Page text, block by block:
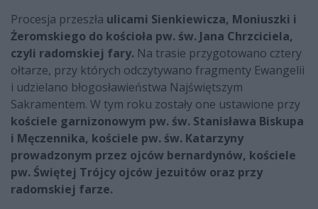
Procesja przeszła ulicami Sienkiewicza, Moniuszki i
Żeromskiego do kościoła pw. św. Jana Chrzciciela,
czyli radomskiej fary. Na trasie przygotowano cztery
ołtarze, przy których odczytywano fragmenty Ewangelii
i udzielano błogosławieństwa Najświętszym
Sakramentem. W tym roku zostały one ustawione przy
kościele garnizonowym pw. św. Stanisława Biskupa
i Męczennika, kościele pw. św. Katarzyny
prowadzonym przez ojców bernardynów, kościele
pw. Świętej Trójcy ojców jezuitów oraz przy
radomskiej farze.